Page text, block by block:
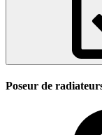
Poseur de